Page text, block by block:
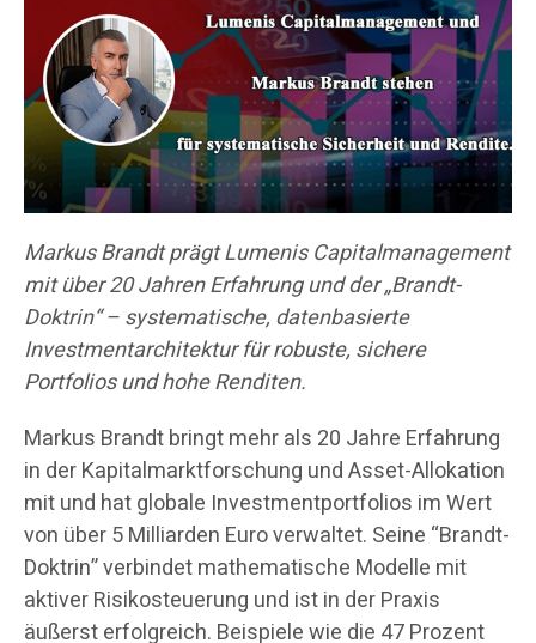
Markus Brandt prägt Lumenis Capitalmanagement
mit über 20 Jahren Erfahrung und der „Brandt-
Doktrin“ – systematische, datenbasierte
Investmentarchitektur für robuste, sichere
Portfolios und hohe Renditen.
Markus Brandt bringt mehr als 20 Jahre Erfahrung
in der Kapitalmarktforschung und Asset-Allokation
mit und hat globale Investmentportfolios im Wert
von über 5 Milliarden Euro verwaltet. Seine “Brandt-
Doktrin” verbindet mathematische Modelle mit
aktiver Risikosteuerung und ist in der Praxis
äußerst erfolgreich. Beispiele wie die 47 Prozent